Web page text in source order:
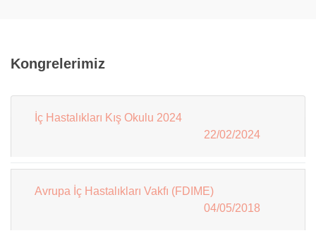
Kongrelerimiz
İç Hastalıkları Kış Okulu 2024
22/02/2024
Avrupa İç Hastalıkları Vakfı (FDIME)
04/05/2018